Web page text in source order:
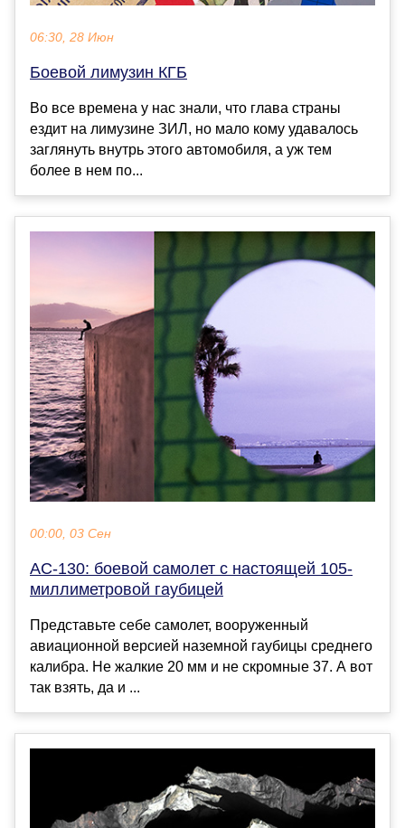
06:30, 28 Июн
Боевой лимузин КГБ
Во все времена у нас знали, что глава страны
ездит на лимузине ЗИЛ, но мало кому удавалось
заглянуть внутрь этого автомобиля, а уж тем
более в нем по...
00:00, 03 Сен
AC-130: боевой самолет с настоящей 105-
миллиметровой гаубицей
Представьте себе самолет, вооруженный
авиационной версией наземной гаубицы среднего
калибра. Не жалкие 20 мм и не скромные 37. А вот
так взять, да и ...